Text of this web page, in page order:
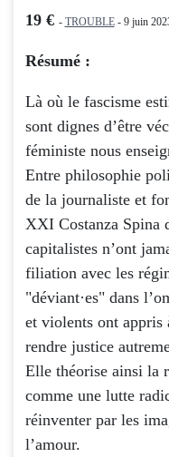
19 € - TROUBLE- 9 juin
Résumé :
Là où le fascisme
sont dignes d’être
féministe nous
Entre philosophie
de la journaliste et
XXI Costanza Spina
capitalistes n’ont
filiation avec les
"déviant·es" dans
et violents ont appris
rendre justice
Elle théorise ainsi la
comme une lutte
réinventer par les
l’amour.